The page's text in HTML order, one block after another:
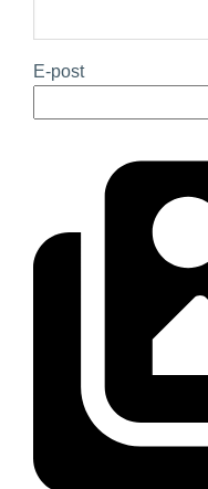
E-post